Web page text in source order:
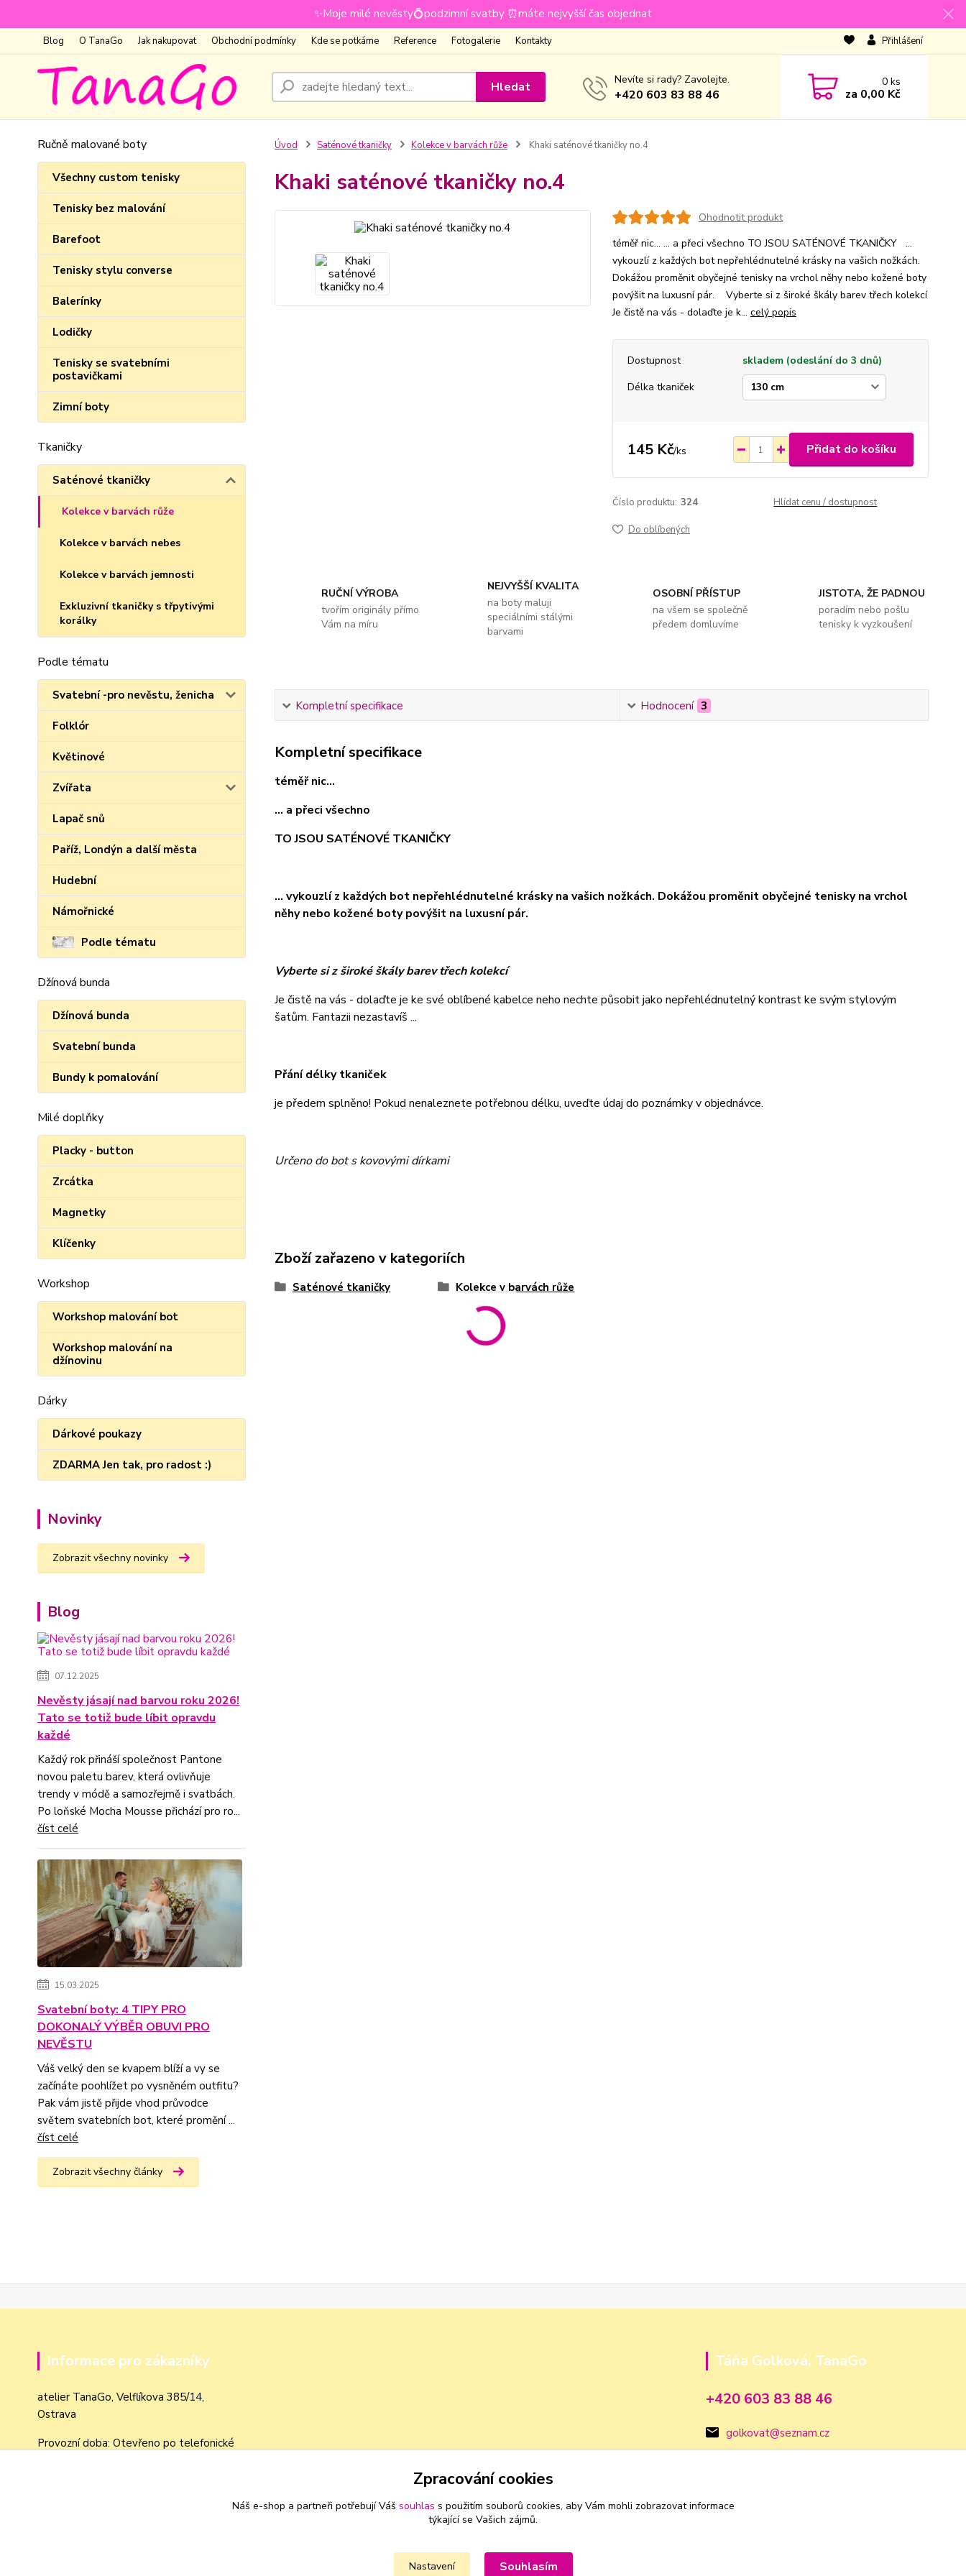
✨Moje milé nevěsty💍podzimní svatby ⏰máte nejvyšší čas objednat
Blog O TanaGo Jak nakupovat Obchodní podmínky Kde se potkáme Reference Fotogalerie Kontakty Přihlášení
Hledat Nevíte si rady? Zavolejte.
+420 603 83 88 46
0ks
za 0,00 Kč
Ručně malované boty
Všechny custom tenisky
Tenisky bez malování
Barefoot
Tenisky stylu converse
Balerínky
Lodičky
Tenisky se svatebními
postavičkami
Zimní boty
Tkaničky
Saténové tkaničky
Kolekce v barvách růže
Kolekce v barvách nebes
Kolekce v barvách jemnosti
Exkluzivní tkaničky s třpytivými
korálky
Podle tématu
Svatební -pro nevěstu, ženicha
Folklór
Květinové
Zvířata
Lapač snů
Paříž, Londýn a další města
Hudební
Námořnické
Podle tématu
Džínová bunda
Džínová bunda
Svatební bunda
Bundy k pomalování
Milé doplňky
Placky - button
Zrcátka
Magnetky
Klíčenky
Workshop
Workshop malování bot
Workshop malování na
džínovinu
Dárky
Dárkové poukazy
ZDARMA Jen tak, pro radost :)
Novinky
Zobrazit všechny novinky
Blog
07.12.2025
Nevěsty jásají nad barvou roku 2026!
Tato se totiž bude líbit opravdu
každé
Každý rok přináší společnost Pantone
novou paletu barev, která ovlivňuje
trendy v módě a samozřejmě i svatbách.
Po loňské Mocha Mousse přichází pro ro...
číst celé
15.03.2025
Svatební boty: 4 TIPY PRO
DOKONALÝ VÝBĚR OBUVI PRO
NEVĚSTU
Váš velký den se kvapem blíží a vy se
začínáte poohlížet po vysněném outfitu?
Pak vám jistě přijde vhod průvodce
světem svatebních bot, které promění ...
číst celé
Zobrazit všechny články
Úvod Saténové tkaničky Kolekce v barvách růže Khaki saténové tkaničky no.4
Khaki saténové tkaničky no.4
Ohodnotit produkt
téměř nic... ... a přeci všechno TO JSOU SATÉNOVÉ TKANIČKY ...
vykouzlí z každých bot nepřehlédnutelné krásky na vašich nožkách.
Dokážou proměnit obyčejné tenisky na vrchol něhy nebo kožené boty
povýšit na luxusní pár. Vyberte si z široké škály barev třech kolekcí
Je čistě na vás - dolaďte je k... celý popis
Dostupnost
skladem (odeslání do 3 dnů)
Délka tkaniček
145 Kč/ks Přidat do košíku
Číslo produktu: 324 Hlídat cenu / dostupnost
Do oblíbených
RUČNÍ VÝROBA
tvořím originály přímo
Vám na míru
NEJVYŠŠÍ KVALITA
na boty maluji
speciálními stálými
barvami
OSOBNÍ PŘÍSTUP
na všem se společně
předem domluvíme
JISTOTA, ŽE PADNOU
poradím nebo pošlu
tenisky k vyzkoušení
Kompletní specifikace Hodnocení 3
Kompletní specifikace
téměř nic...
... a přeci všechno
TO JSOU SATÉNOVÉ TKANIČKY
... vykouzlí z každých bot nepřehlédnutelné krásky na vašich nožkách. Dokážou proměnit obyčejné tenisky na vrchol
něhy nebo kožené boty povýšit na luxusní pár.
Vyberte si z široké škály barev třech kolekcí
Je čistě na vás - dolaďte je ke své oblíbené kabelce neho nechte působit jako nepřehlédnutelný kontrast ke svým stylovým
šatům. Fantazii nezastavíš ...
Přání délky tkaniček
je předem splněno! Pokud nenaleznete potřebnou délku, uveďte údaj do poznámky v objednávce.
Určeno do bot s kovovými dírkami
Zboží zařazeno v kategoriích
Saténové tkaničky Kolekce v barvách růže
Informace pro zákazníky
atelier TanaGo, Velflíkova 385/14,
Ostrava
Provozní doba: Otevřeno po telefonické
Táňa Golková, TanaGo
+420 603 83 88 46
golkovat@seznam.cz
Zpracování cookies
Náš e-shop a partneři potřebují Váš souhlas s použitím souborů cookies, aby Vám mohli zobrazovat informace
týkající se Vašich zájmů.
Nastavení Souhlasím